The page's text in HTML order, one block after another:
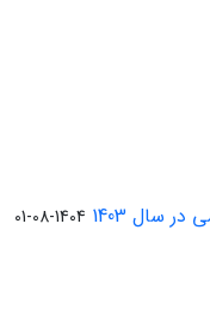
سال 1403 1404-08-01